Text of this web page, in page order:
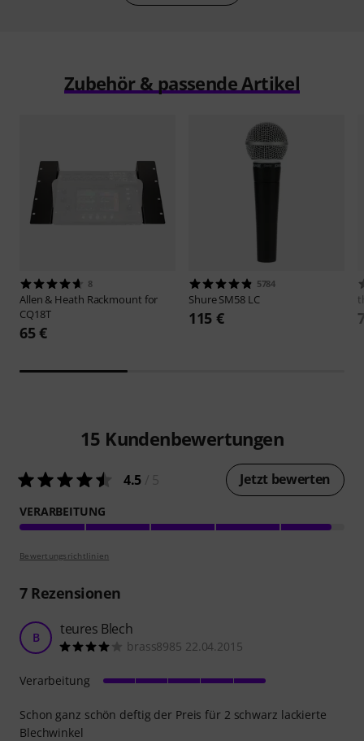
Zubehör & passende Artikel
8
Allen & Heath Rackmount for
CQ18T
65 €
5784
ShureSM58 LC
115 €
15 Kundenbewertungen
4.5 Jetzt bewerten
VERARBEITUNG
Bewertungsrichtlinien
7Rezensionen
B teures Blech
brass8985 22.04.2015
Schon ganz schön deftig der Preis für 2 schwarz lackierte
Blechwinkel
Verarbeitung